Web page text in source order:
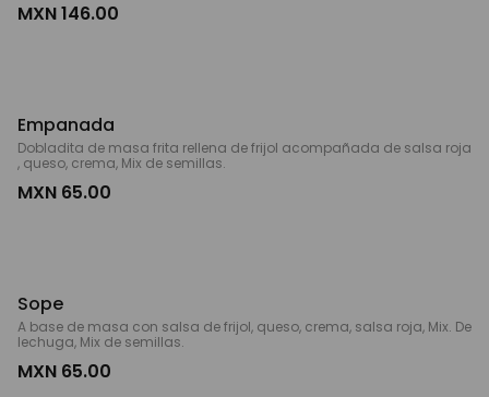
MXN 146.00
Empanada
Dobladita de masa frita rellena de frijol acompañada de salsa roja
, queso, crema, Mix de semillas.
MXN 65.00
Sope
A base de masa con salsa de frijol, queso, crema, salsa roja, Mix. De
lechuga, Mix de semillas.
MXN 65.00